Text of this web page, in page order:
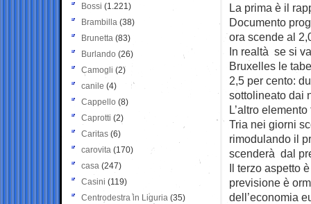
La prima è il
Documento
ora scende al
In realtà se si
Bruxelles le
2,5 per cento:
sottolineato dai
L’altro
Tria nei giorni
rimodulando il
scenderà dal
Il terzo aspetto
previsione è
dell’economia
Bossi (1.221)
Brambilla (38)
Brunetta (83)
Burlando (26)
Camogli (2)
canile (4)
Cappello (8)
Caprotti (2)
Caritas (6)
carovita (170)
casa (247)
Casini (119)
Centrodestra in Liguria (35)